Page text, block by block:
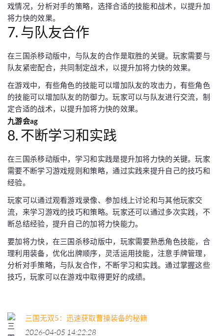
戏情况，分析对手的策略，选择合适的技能和战术，以提升加
将力快的效果。
7. 与队友合作
在三国杀移动版中，与队友的合作是取胜的关键。玩家需要与
队友紧密配合，共同制定战术，以提升加将力快的效果。
在游戏中，有些角色的技能可以增加队友的攻击力，有些角色
的技能可以增加队友的防御力。玩家可以与队友进行交流，制
定合适的战术，以提升加将力快的效果。
九游会ag
8. 不断学习和实践
在三国杀移动版中，学习和实践是提升加将力快的关键。玩家
需要不断学习游戏规则和策略，通过实践来提升自己的技巧和
经验。
玩家可以通过观看游戏录像、参加线上讨论和与其他玩家交
流，来学习游戏的技巧和策略。玩家还可以通过多次实践，不
断总结经验，提升自己的加将力快能力。
要加将力快，在三国杀移动版中，玩家需要熟悉角色技能，合
理利用装备，优化出牌顺序，灵活运用技能，注意手牌管理，
分析对手策略，与队友合作，不断学习和实践。通过掌握这些
技巧，玩家可以在游戏中取得更好的成绩。
三国无双5：迅速获取曹操装备的秘籍
2026-04-05 14:22:28